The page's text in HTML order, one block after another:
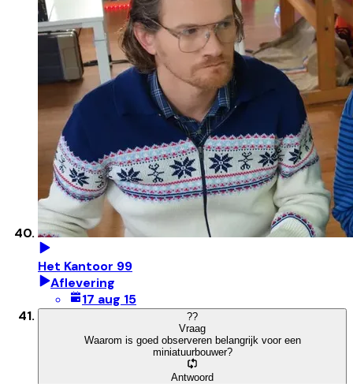
Het Kantoor 99
Aflevering
17 aug 15
??
Vraag
Waarom is goed observeren belangrijk voor een
miniatuurbouwer?
Antwoord